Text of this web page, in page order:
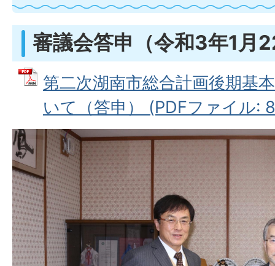
審議会答申（令和3年1月
第二次湖南市総合計画後期基
いて（答申） (PDFファイル: